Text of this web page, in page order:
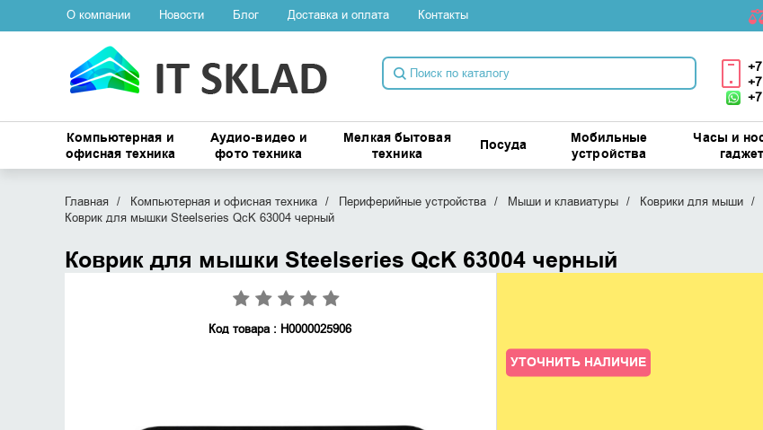
О компании Новости Блог Доставка и оплата Контакты
Компьютерная и
офисная техника
Аудио-видео и
фото техника
Мелкая бытовая
техника
Посуда
Мобильные
устройства
Часы и
Главная Компьютерная и офисная техника Периферийные устройства Мыши и клавиатуры Коврики для мыши
Коврик для мышки Steelseries QcK 63004 черный
Коврик для мышки Steelseries QcK 63004 черный
Код товара : Н0000025906
УТОЧНИТЬ НАЛИЧИЕ